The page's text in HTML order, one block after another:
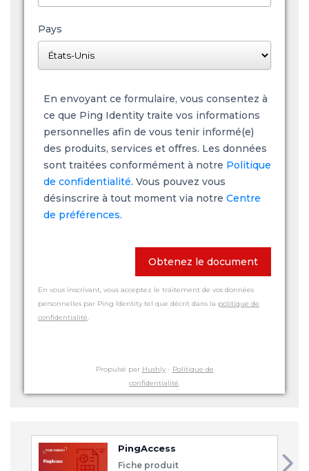
Pays
En envoyant ce formulaire, vous consentez à
ce que Ping Identity traite vos informations
personnelles afin de vous tenir informé(e)
des produits, services et offres. Les données
sont traitées conformément à notre Politique
de confidentialité. Vous pouvez vous
désinscrire à tout moment via notre Centre
de préférences.
Obtenez le document
En vous inscrivant, vous acceptez le traitement de vos données
personnelles par Ping Identity tel que décrit dans la politique de
confidentialité.
Propulsé par Hushly- Politique de
confidentialité.
PingAccess
Fiche produit